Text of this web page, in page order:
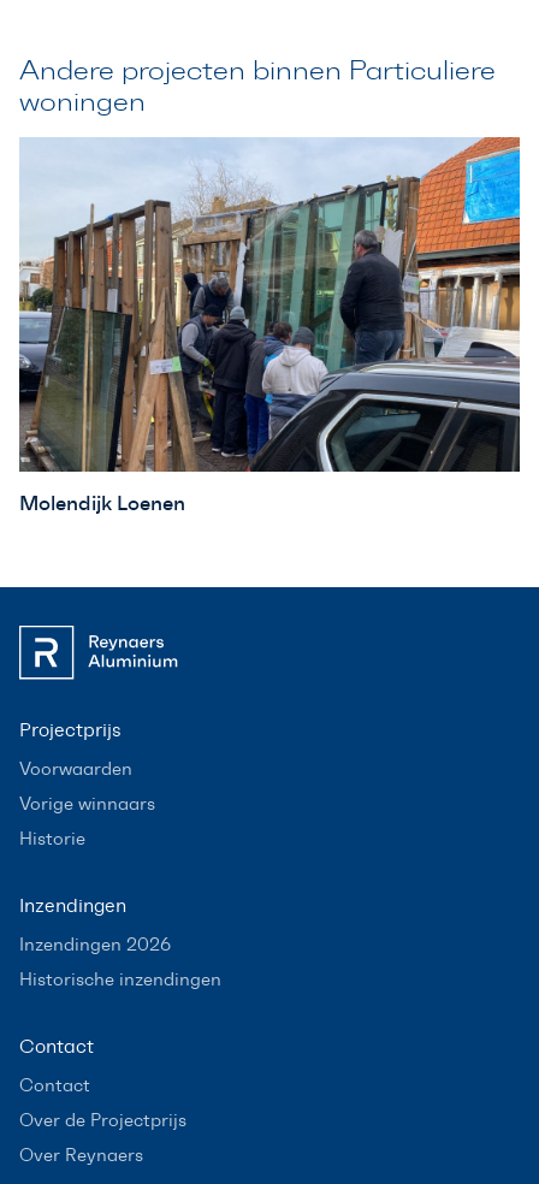
Andere projecten binnen Particuliere
woningen
Molendijk Loenen
Projectprijs
Voorwaarden
Vorige winnaars
Historie
Inzendingen
Inzendingen 2026
Historische inzendingen
Contact
Contact
Over de Projectprijs
Over Reynaers